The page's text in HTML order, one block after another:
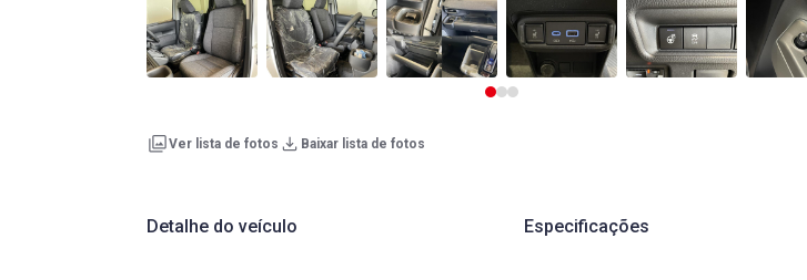
Ver lista de fotos Baixar lista de fotos
Detalhe do veículo Especificações